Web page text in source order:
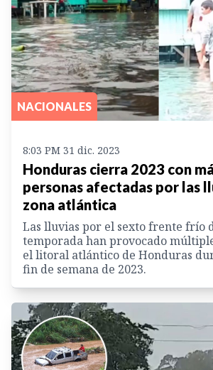
NACIONALES
8:03 PM 31 dic. 2023
Honduras cierra 2023 con
personas afectadas por las
zona atlántica
Las lluvias por el sexto frente frío
temporada han provocado
el litoral atlántico de Honduras
fin de semana de 2023.